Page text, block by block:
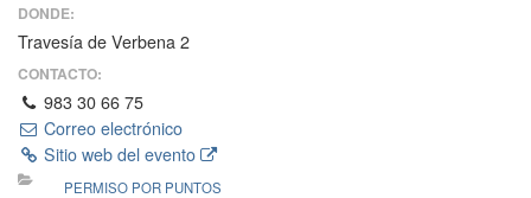
DONDE:
Travesía de Verbena 2
CONTACTO:
983 30 66 75
Correo electrónico
Sitio web del evento
PERMISO POR PUNTOS